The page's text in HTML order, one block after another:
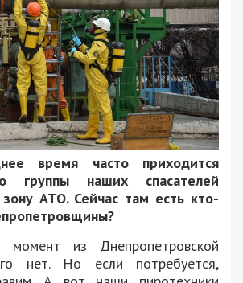
время часто приходится
группы наших спасателей
АТО. Сейчас там есть кто-
из Днепропетровской
нет. Но если потребуется,